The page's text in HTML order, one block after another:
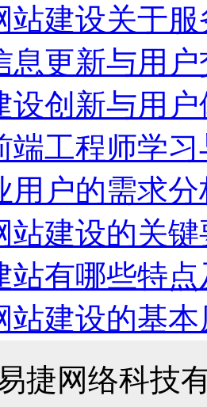
站建设关于
息更新与用
设创新与用
端工程师学
用户的需求
站建设的关
站有哪些特
站建设的基本
捷网络科